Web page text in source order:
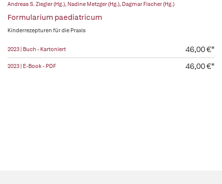
Andreas S. Ziegler (Hg.), Nadine Metzger (Hg.), Dagmar Fischer (Hg.)
Formularium paediatricum
Kinderrezepturen für die Praxis
2023 | Buch - Kartoniert 46,00 €*
2023 | E-Book - PDF 46,00 €*